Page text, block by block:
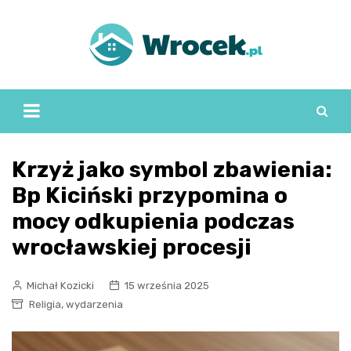
Krzyż jako symbol zbawienia:
Bp Kiciński przypomina o
mocy odkupienia podczas
wrocławskiej procesji
Michał Kozicki
15 września 2025
Religia, wydarzenia